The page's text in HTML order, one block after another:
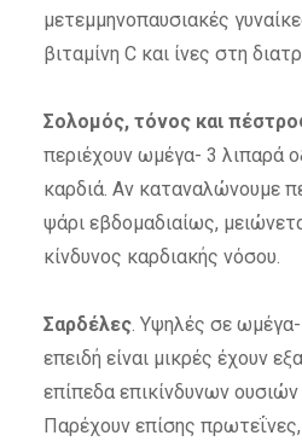
μετεμμηνοπαυσιακές
βιταμίνη C και ίνες στη
Σολομός, τόνος και
περιέχουν ωμέγα- 3 λιπαρά
καρδιά. Αν καταναλώνουμε
ψάρι εβδομαδιαίως,
κίνδυνος καρδιακής νόσου.
Σαρδέλες. Υψηλές σε
επειδή είναι μικρές έχουν
επίπεδα επικίνδυνων
Παρέχουν επίσης